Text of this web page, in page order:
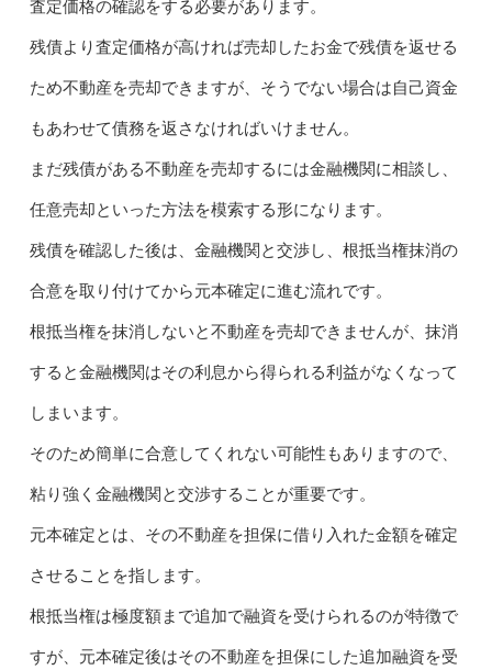
査定価格の確認をする必要があります。
残債より査定価格が高ければ売却したお金で残債を返せる
ため不動産を売却できますが、そうでない場合は自己資金
もあわせて債務を返さなければいけません。
まだ残債がある不動産を売却するには金融機関に相談し、
任意売却といった方法を模索する形になります。
残債を確認した後は、金融機関と交渉し、根抵当権抹消の
合意を取り付けてから元本確定に進む流れです。
根抵当権を抹消しないと不動産を売却できませんが、抹消
すると金融機関はその利息から得られる利益がなくなって
しまいます。
そのため簡単に合意してくれない可能性もありますので、
粘り強く金融機関と交渉することが重要です。
元本確定とは、その不動産を担保に借り入れた金額を確定
させることを指します。
根抵当権は極度額まで追加で融資を受けられるのが特徴で
すが、元本確定後はその不動産を担保にした追加融資を受